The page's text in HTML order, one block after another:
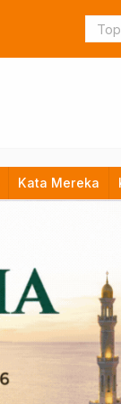
TNI
Kata Mereka